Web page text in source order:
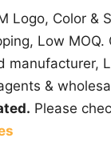
Logo, Color &
Low
manufacturer,
&
Please